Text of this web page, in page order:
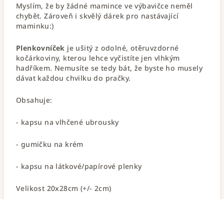
Myslím, že by žádné mamince ve výbavičce neměl
chybět. Zároveň i skvělý dárek pro nastávající
maminku:)
Plenkovníček je ušitý z odolné, otěruvzdorné
kočárkoviny, kterou lehce vyčistíte jen vlhkým
hadříkem. Nemusíte se tedy bát, že byste ho musely
dávat každou chvilku do pračky.
Obsahuje:
- kapsu na vlhčené ubrousky
- gumičku na krém
- kapsu na látkové/papírové plenky
Velikost 20x28cm (+/- 2cm)